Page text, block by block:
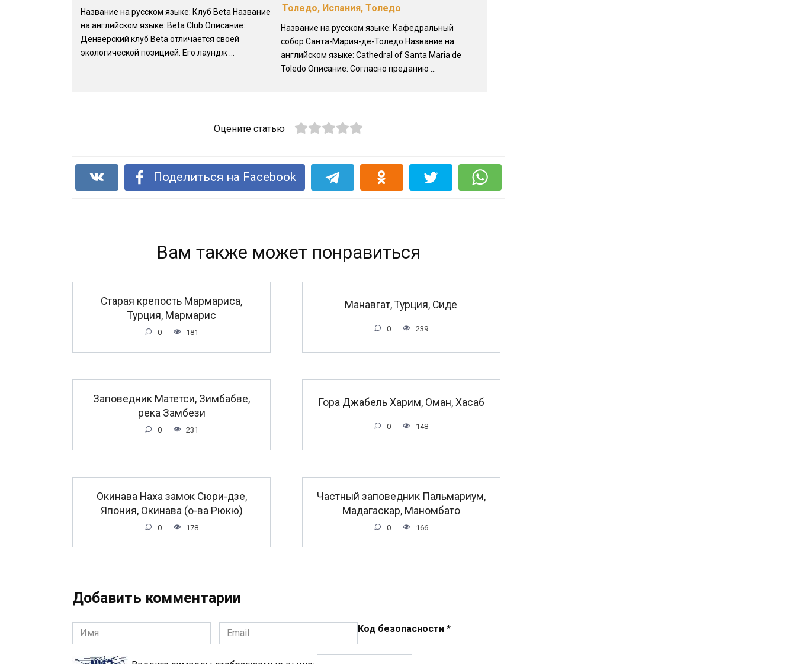
Название на русском языке: Клуб Beta Название
на английском языке: Beta Club Описание:
Денверский клуб Beta отличается своей
экологической позицией. Его лаундж ...
Толедо, Испания, Толедо
Название на русском языке: Кафедральный
собор Санта-Мария-де-Толедо Название на
английском языке: Cathedral of Santa Maria de
Toledo Описание: Согласно преданию ...
Оцените статью
Поделиться на Facebook
Вам также может понравиться
Старая крепость Мармариса,
Турция, Мармарис
0 181
Манавгат, Турция, Сиде
0 239
Заповедник Матетси, Зимбабве,
река Замбези
0 231
Гора Джабель Харим, Оман, Хасаб
0 148
Окинава Наха замок Сюри-дзе,
Япония, Окинава (о-ва Рюкю)
0 178
Частный заповедник Пальмариум,
Мадагаскар, Маномбато
0 166
Добавить комментарии
Имя
*
Email
*
Код безопасности *